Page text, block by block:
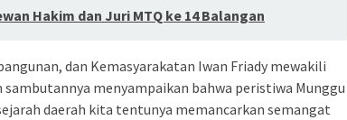
Hakim dan Juri MTQ ke 14 Balangan
dan Kemasyarakatan Iwan Friady mewakili
sambutannya menyampaikan bahwa peristiwa Munggu
daerah kita tentunya memancarkan semangat